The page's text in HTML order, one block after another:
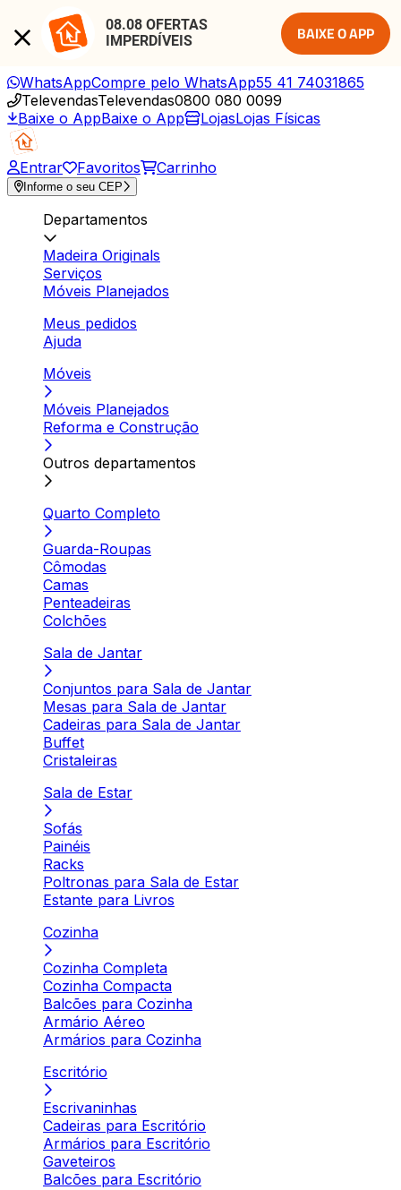
08.08 OFERTAS
IMPERDÍVEIS
BAIXE O APP
WhatsAppCompre pelo WhatsApp55 41 74031865
TelevendasTelevendas0800 080 0099
Baixe o AppBaixe o App LojasLojas Físicas
Entrar Favoritos Carrinho
Informe o seu CEP
Departamentos
Madeira Originals
Serviços
Móveis Planejados
Meus pedidos
Ajuda
Móveis
Móveis Planejados
Reforma e Construção
Outros departamentos
Quarto Completo
Guarda-Roupas
Cômodas
Camas
Penteadeiras
Colchões
Sala de Jantar
Conjuntos para Sala de Jantar
Mesas para Sala de Jantar
Cadeiras para Sala de Jantar
Buffet
Cristaleiras
Sala de Estar
Sofás
Painéis
Racks
Poltronas para Sala de Estar
Estante para Livros
Cozinha
Cozinha Completa
Cozinha Compacta
Balcões para Cozinha
Armário Aéreo
Armários para Cozinha
Escritório
Escrivaninhas
Cadeiras para Escritório
Armários para Escritório
Gaveteiros
Balcões para Escritório